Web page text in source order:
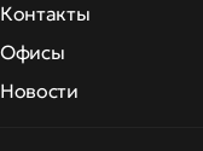
Контакты
Офисы
Новости